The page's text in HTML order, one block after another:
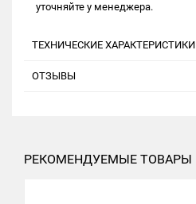
уточняйте у менеджера.
ТЕХНИЧЕСКИЕ ХАРАКТЕРИСТИКИ
ОТЗЫВЫ
РЕКОМЕНДУЕМЫЕ ТОВАРЫ